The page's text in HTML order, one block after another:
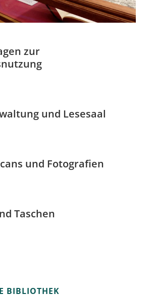
zur
und Lesesaal
und Fotografien
Taschen
BIBLIOTHEK